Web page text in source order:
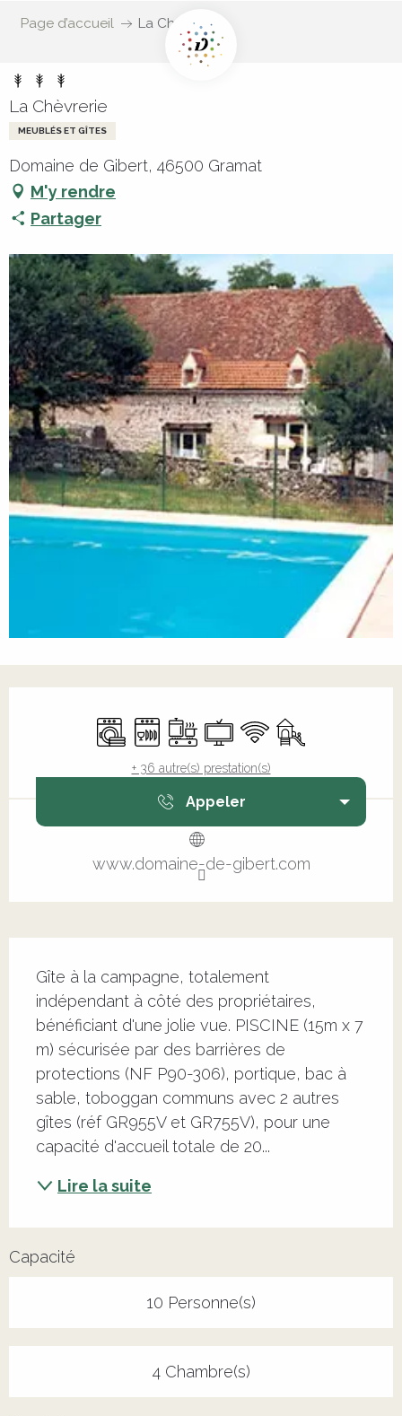
Page d’accueil La Chèvrerie
La Chèvrerie
MEUBLÉS ET GÎTES
Domaine de Gibert, 46500 Gramat
M'y rendre
Partager
Lave lingeLave vaisselle
Plaque de cuisson
Télévision
WiFi Jeux pour
+ 36 autre(s) prestation(s)
Appeler
www.domaine-de-gibert.com
Gîte à la campagne, totalement
indépendant à côté des propriétaires,
bénéficiant d'une jolie vue. PISCINE (15m x 7
m) sécurisée par des barrières de
protections (NF P90-306), portique, bac à
sable, toboggan communs avec 2 autres
gîtes (réf GR955V et GR755V), pour une
capacité d'accueil totale de 20...
Lire la suite
Capacité
10 Personne(s)
4 Chambre(s)